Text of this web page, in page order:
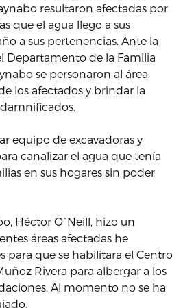
resultaron afectadas por
que el agua llego a sus
a sus pertenencias. Ante la
Departamento de la Familia
se personaron al área
los afectados y brindar la
equipo de excavadoras y
canalizar el agua que tenía
en sus hogares sin poder
Héctor O`Neill, hizo un
áreas afectadas he
para que se habilitara el Centro
Rivera para albergar a los
Al momento no se ha